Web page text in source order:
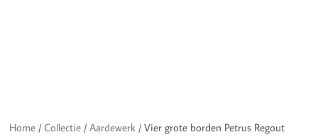
Home / Collectie / Aardewerk / Vier grote borden Petrus Regout